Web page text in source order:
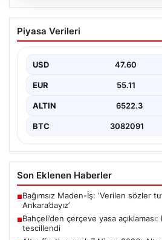
05.08.2026
Bahçeli’den çerçeve
Bin yıllık kardeşliğimiz
Piyasa Verileri
USD 47.60
EUR 55.11
ALTIN 6522.3
BTC 3082091
Son Eklenen Haberler
■Bağımsız Maden-İş: ‘Verilen sözler
Ankara’dayız’
■Bahçeli’den çerçeve yasa
tescillendi